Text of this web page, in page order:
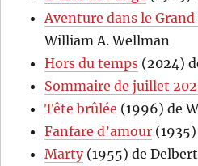
Aventure dans le
William A. Wellman
Hors du temps (2024)
Sommaire de juillet
Tête brûlée (1996) de
Fanfare d’amour
Marty(1955) de